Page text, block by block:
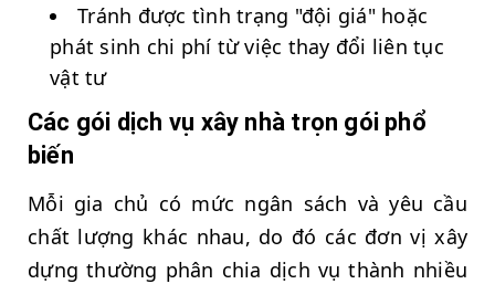
Tránh được tình trạng "đội giá" hoặc
phát sinh chi phí từ việc thay đổi liên tục
vật tư
Các gói dịch vụ xây nhà trọn gói phổ
biến
Mỗi gia chủ có mức ngân sách và yêu cầu
chất lượng khác nhau, do đó các đơn vị xây
dựng thường phân chia dịch vụ thành nhiều